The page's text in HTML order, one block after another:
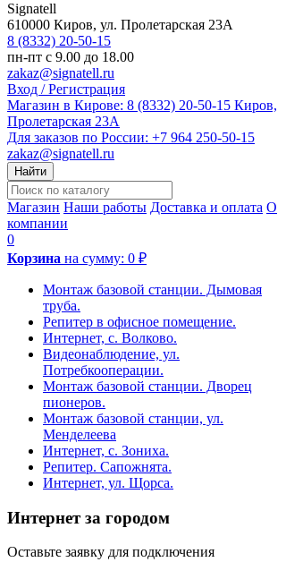
Signatell
610000 Киров, ул. Пролетарская 23А
8 (8332) 20-50-15
пн-пт с 9.00 до 18.00
zakaz@signatell.ru
Вход / Регистрация
Магазин в Кирове: 8 (8332) 20-50-15 Киров,
Пролетарская 23А
Для заказов по России: +7 964 250-50-15
zakaz@signatell.ru
Найти
Магазин Наши работы Доставка и оплата О
компании
0
Корзина на сумму: 0 ₽
Монтаж базовой станции. Дымовая
труба.
Репитер в офисное помещение.
Интернет, с. Волково.
Видеонаблюдение, ул.
Потребкооперации.
Монтаж базовой станции. Дворец
пионеров.
Монтаж базовой станции, ул.
Менделеева
Интернет, с. Зониха.
Репитер. Сапожнята.
Интернет, ул. Щорса.
Интернет за городом
Оставьте заявку для подключения